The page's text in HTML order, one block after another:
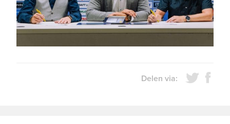
Delen via: